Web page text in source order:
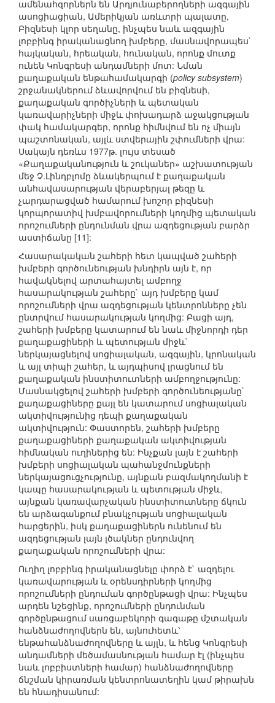
ամենահզորներն են Արդյունաբերողների ազգային
ասոցիացիան, Ամերիկյան առևտրի պալատը,
Բիզնեսի կլոր սեղանը, ինչպես նաև ազգային
լոբբինգ իրականացնող խմբերը, մասնավորապես`
հայկական, հրեական, հունական, որոնք մուտք
ունեն Կոնգրեսի անդամների մոտ: Նման
քաղաքական ենթահամակարգի (policy subsystem)
շրջանակներում ձևավորվում են բիզնեսի,
քաղաքական գործիչների և պետական
կառավարիչների միջև փոխադարձ աջակցության
փակ համակարգեր, որոնք հիմնվում են ոչ միայն
պաշտոնական, այլև ստվերային շփումների վրա:
Սակայն դեռևս 1977թ. լույս տեսած
«Քաղաքականություն և շուկաներ» աշխատության
մեջ Չ.Լինդբլոմը ձևակերպում է քաղաքական
անհավասարության վերաբերյալ թեզը և
չարդարացված համարում խոշոր բիզնեսի
կորպորատիվ խմբավորումների կողմից պետական
որոշումների ընդունման վրա ազդեցության բարձր
աստիճանը [11]:
Հասարակական շահերի հետ կապված շահերի
խմբերի գործունեության խնդիրն այն է, որ
հավակնելով արտահայտել ամբողջ
հասարակության շահերը` այդ խմբերը կամ
որոշումների վրա ազդեցության կենտրոնները չեն
ընտրվում հասարակության կողմից: Բացի այդ,
շահերի խմբերը կատարում են նաև միջնորդի դեր
քաղաքացիների և պետության միջև`
ներկայացնելով սոցիալական, ազգային, կրոնական
և այլ տիպի շահեր, և այդպիսով լրացնում են
քաղաքական ինստիտուտների ամբողջությունը:
Մասնակցելով շահերի խմբերի գործունեությանը`
քաղաքացիները քայլ են կատարում սոցիալական
ակտիվությունից դեպի քաղաքական
ակտիվություն: Փաստորեն, շահերի խմբերը
քաղաքացիների քաղաքական ակտիվության
հիմնական ուղիներից են: Ինչքան լայն է շահերի
խմբերի սոցիալական պահանջմունքների
ներկայացուցչությունը, այնքան բազմակողմանի է
կապը հասարակության և պետության միջև,
այնքան կառավարչական ինստիտուտները ճկուն
են արձագանքում բնակչության սոցիալական
հարցերին, իսկ քաղաքացիներն ունենում են
ազդեցության լայն լծակներ ընդունվող
քաղաքական որոշումների վրա:
Ուղիղ լոբբինգ իրականացնելը փորձ է` ազդելու
կառավարության և օրենսդիրների կողմից
որոշումների ընդուման գործընթացի վրա: Ինչպես
արդեն նշեցինք, որոշումների ընդունման
գործընթացում սառցաբեկորի գագաթը մշտական
հանձնաժողովներն են, այնուհետև՝
ենթահանձնաժողովները և այլն, և հենց Կոնգրեսի
անդամների մեծամասնության համար էլ (ինչպես
նաև լոբբիստների համար) հանձնաժողովները
ճնշման կիրառման կենտրոնատեղին կամ թիրախն
են հնադիսանում: